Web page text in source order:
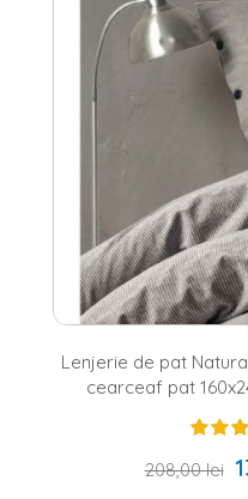
Lenjerie de pat
cearceaf pat
bumbac cu aspect
208,00 lei